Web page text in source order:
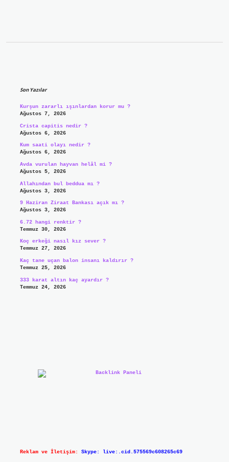
Son Yazılar
Kurşun zararlı ışınlardan korur mu ?
Ağustos 7, 2026
Crista capitis nedir ?
Ağustos 6, 2026
Kum saati olayı nedir ?
Ağustos 6, 2026
Avda vurulan hayvan helâl mi ?
Ağustos 5, 2026
Allahından bul beddua mı ?
Ağustos 3, 2026
9 Haziran Ziraat Bankası açık mı ?
Ağustos 3, 2026
6.72 hangi renktir ?
Temmuz 30, 2026
Koç erkeği nasıl kız sever ?
Temmuz 27, 2026
Kaç tane uçan balon insanı kaldırır ?
Temmuz 25, 2026
333 karat altın kaç ayardır ?
Temmuz 24, 2026
Reklam ve İletişim: Skype: live:.cid.575569c608265c69